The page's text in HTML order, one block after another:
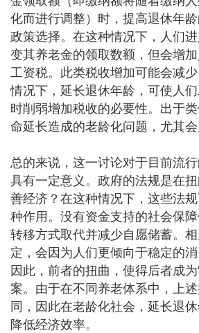
化而进行调整）时，提高退休年
政策选择。在这种情况下，人们
变其养老金的领取数额，但会增
工资税。此类税收增加可能会减
情况下，延长退休年龄，可使人
时削弱增加税收的必要性。出于
命延长造成的老龄化问题，尤其会
总的来说，这一讨论对于目前流
具有一定意义。政府的法规是在
善经济？在这种情况下，这些法
种作用。没有资金支持的社会保
转移方式取代并减少自愿储蓄。
定，会因为人们更倾向于稳定的消
因此，前者的扭曲，使得后者成为
案。由于在不同养老体系中，上
同，因此在老龄化社会，延长退
降低经济效率。